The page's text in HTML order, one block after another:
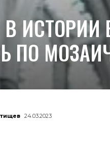
ИСТОРИИ
ПО
24.03.2023